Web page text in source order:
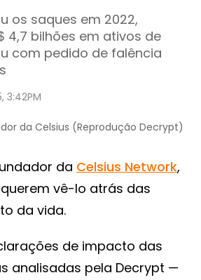
os saques em 2022,
4,7 bilhões em ativos de
com pedido de falência
3:42PM
da Celsius (Reprodução Decrypt)
da Celsius Network,
querem vê-lo atrás das
da vida.
de impacto das
analisadas pela Decrypt —